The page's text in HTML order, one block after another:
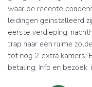
waar de recente
leidingen geïnstalleerd
eerste verdieping:
trap naar een ruime
tot nog 2 extra kamers;
betaling; Info en